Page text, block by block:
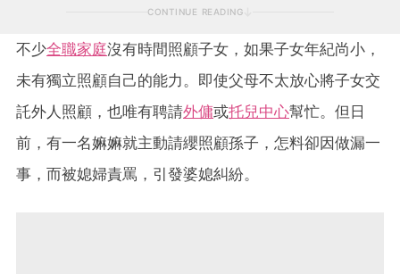
CONTINUE READING
不少全職家庭沒有時間照顧子女，如果子女年紀尚小，
未有獨立照顧自己的能力。即使父母不太放心將子女交
託外人照顧，也唯有聘請外傭或托兒中心幫忙。但日
前，有一名嫲嫲就主動請纓照顧孫子，怎料卻因做漏一
事，而被媳婦責罵，引發婆媳糾紛。